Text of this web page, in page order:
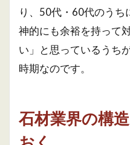
り、50代・60代のうち
神的にも余裕を持って
い」と思っているうち
時期なのです。
石材業界の構